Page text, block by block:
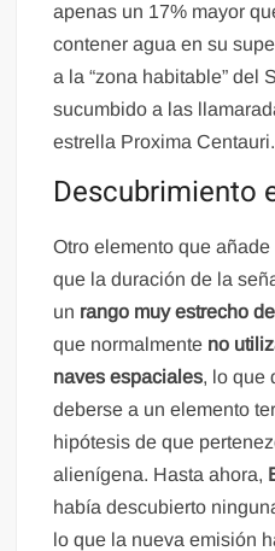
apenas un 17% mayor
contener agua en su
a la “zona habitable” del
sucumbido a las
estrella Proxima Centauri.
Descubrimiento
Otro elemento que
que la duración de la
un rango muy estrecho
que normalmente no
naves espaciales, lo que
deberse a un elemento
hipótesis de que
alienígena. Hasta ahora,
había descubierto
lo que la nueva emisión